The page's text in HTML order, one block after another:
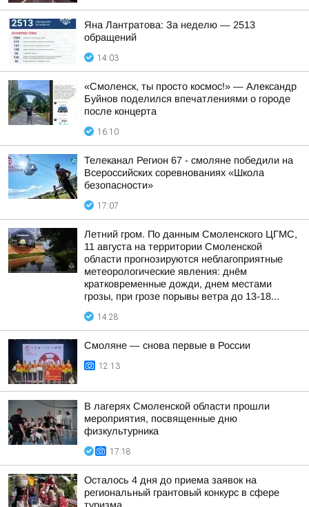
Яна Лантратова: За неделю — 2513
обращений
14:03
«Смоленск, ты просто космос!» — Александр
Буйнов поделился впечатлениями о городе
после концерта
16:10
Телеканал Регион 67 - смоляне победили на
Всероссийских соревнованиях «Школа
безопасности»
17:07
Летний гром. По данным Смоленского ЦГМС,
11 августа на территории Смоленской
области прогнозируются неблагоприятные
метеорологические явления: днём
кратковременные дожди, днем местами
грозы, при грозе порывы ветра до 13-18...
14:28
Смоляне — снова первые в России
12:13
В лагерях Смоленской области прошли
мероприятия, посвященные дню
физкультурника
17:18
Осталось 4 дня до приема заявок на
региональный грантовый конкурс в сфере